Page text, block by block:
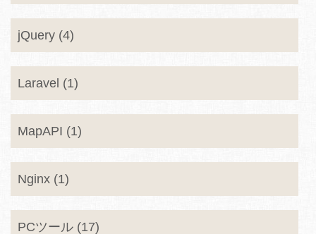
jQuery (4)
Laravel (1)
MapAPI (1)
Nginx (1)
PCツール (17)